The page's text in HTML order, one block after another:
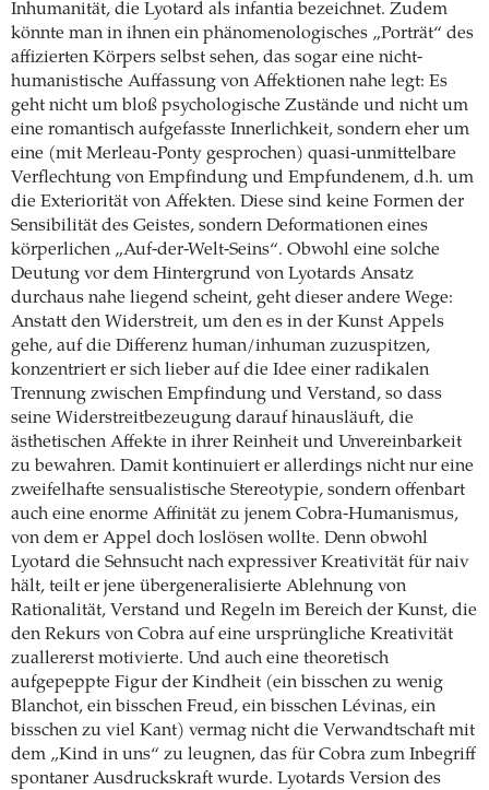
Inhumanität, die Lyotard als infantia bezeichnet. Zudem
könnte man in ihnen ein phänomenologisches „Porträt“ des
affizierten Körpers selbst sehen, das sogar eine nicht-
humanistische Auffassung von Affektionen nahe legt: Es
geht nicht um bloß psychologische Zustände und nicht um
eine romantisch aufgefasste Innerlichkeit, sondern eher um
eine (mit Merleau-Ponty gesprochen) quasi-unmittelbare
Verflechtung von Empfindung und Empfundenem, d.h. um
die Exteriorität von Affekten. Diese sind keine Formen der
Sensibilität des Geistes, sondern Deformationen eines
körperlichen „Auf-der-Welt-Seins“. Obwohl eine solche
Deutung vor dem Hintergrund von Lyotards Ansatz
durchaus nahe liegend scheint, geht dieser andere Wege:
Anstatt den Widerstreit, um den es in der Kunst Appels
gehe, auf die Differenz human/inhuman zuzuspitzen,
konzentriert er sich lieber auf die Idee einer radikalen
Trennung zwischen Empfindung und Verstand, so dass
seine Widerstreitbezeugung darauf hinausläuft, die
ästhetischen Affekte in ihrer Reinheit und Unvereinbarkeit
zu bewahren. Damit kontinuiert er allerdings nicht nur eine
zweifelhafte sensualistische Stereotypie, sondern offenbart
auch eine enorme Affinität zu jenem Cobra-Humanismus,
von dem er Appel doch loslösen wollte. Denn obwohl
Lyotard die Sehnsucht nach expressiver Kreativität für naiv
hält, teilt er jene übergeneralisierte Ablehnung von
Rationalität, Verstand und Regeln im Bereich der Kunst, die
den Rekurs von Cobra auf eine ursprüngliche Kreativität
zuallererst motivierte. Und auch eine theoretisch
aufgepeppte Figur der Kindheit (ein bisschen zu wenig
Blanchot, ein bisschen Freud, ein bisschen Lévinas, ein
bisschen zu viel Kant) vermag nicht die Verwandtschaft mit
dem „Kind in uns“ zu leugnen, das für Cobra zum Inbegriff
spontaner Ausdruckskraft wurde. Lyotards Version des